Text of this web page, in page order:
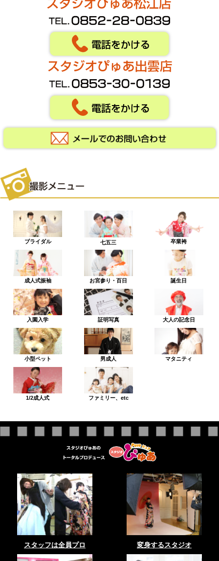
ブライダル 七五三 卒業袴
成人式振袖 お宮参り・百日 誕生日
入園入学 証明写真 大人の記念日
小型ペット 男成人 マタニティ
1/2成人式 ファミリー、etc
スタッフは全員プロ 変身するスタジオ